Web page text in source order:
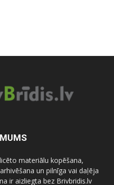
materiālu kopēšana,
un pilnīga vai daļēja
ir aizliegta bez Brivbridis.lv